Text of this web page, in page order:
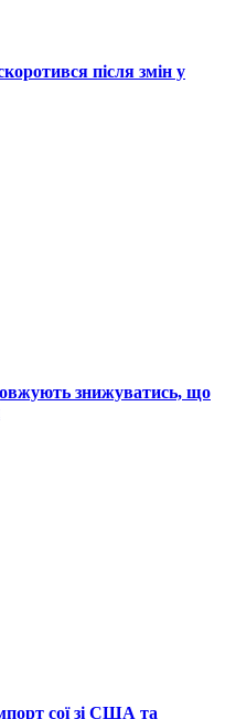
після змін у
знижуватись, що
сої зі США та